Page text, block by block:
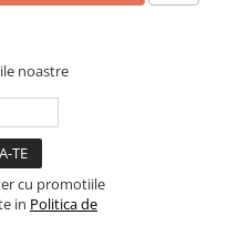
noastre
cu promotiile
in Politica de